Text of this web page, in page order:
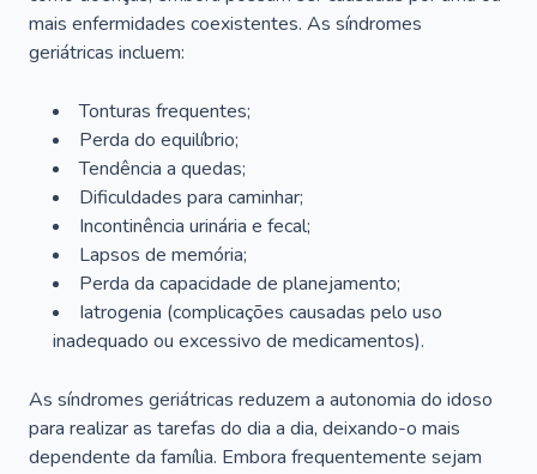
mais enfermidades coexistentes. As síndromes
geriátricas incluem:
Tonturas frequentes;
Perda do equilíbrio;
Tendência a quedas;
Dificuldades para caminhar;
Incontinência urinária e fecal;
Lapsos de memória;
Perda da capacidade de planejamento;
Iatrogenia (complicações causadas pelo uso
inadequado ou excessivo de medicamentos).
As síndromes geriátricas reduzem a autonomia do idoso
para realizar as tarefas do dia a dia, deixando-o mais
dependente da família. Embora frequentemente sejam